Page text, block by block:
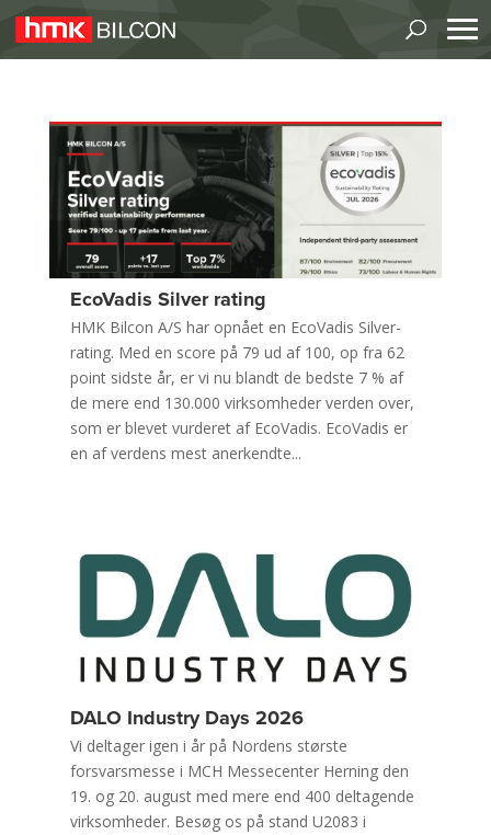
EcoVadis Silver rating
HMK Bilcon A/S har opnået en EcoVadis Silver-
rating. Med en score på 79 ud af 100, op fra 62
point sidste år, er vi nu blandt de bedste 7 % af
de mere end 130.000 virksomheder verden over,
som er blevet vurderet af EcoVadis. EcoVadis er
en af verdens mest anerkendte...
DALO Industry Days 2026
Vi deltager igen i år på Nordens største
forsvarsmesse i MCH Messecenter Herning den
19. og 20. august med mere end 400 deltagende
virksomheder. Besøg os på stand U2083 i